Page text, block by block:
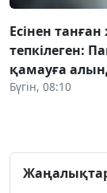
Есінен танған
тепкілеген:
қамауға
Бүгін, 08:10